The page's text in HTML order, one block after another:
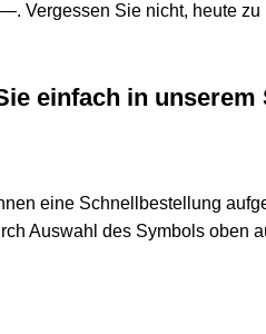
Vergessen Sie nicht, heute
einfach in unserem
eine Schnellbestellung
Auswahl des Symbols oben